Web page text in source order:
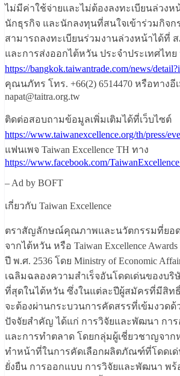
ไม่มีค่าใช้จ่ายและไม่ต้องลงทะเบียนล่วงห
นักธุรกิจ และนักลงทุนที่สนใจเข้าร่วมกิจก
สามารถลงทะเบียนร่วมงานล่วงหน้าได้ที่
และการส่งออกไต้หวัน ประจำประเทศไทย
https://bangkok.taiwantrade.com/news/
คุณนภัทร โทร. +66(2) 6514470 หรือทางอี
napat@taitra.org.tw
ติดต่อสอบถามข้อมูลเพิ่มเติมได้ที่เว็บไซต์
https://www.taiwanexcellence.org/th/press/
แฟนเพจ Taiwan Excellence TH ทาง
https://www.facebook.com/
– Ad by BOFT
เกี่ยวกับ Taiwan Excellence
ตราสัญลักษณ์คุณภาพและนวัตกรรมที่ยอ
จากไต้หวัน หรือ Taiwan Excellence
ปี พ.ศ. 2536 โดย Ministry of Economic
เฉลิมฉลองความสำเร็จอันโดดเด่นของบ
ที่สุดในไต้หวัน ซึ่งในแต่ละปีผู้สมัครที่มีสิทธิ์
จะต้องผ่านกระบวนการคัดสรรที่เข้มงวดด้
ปัจจัยสำคัญ ได้แก่ การวิจัยและพัฒนา กา
และการทำตลาด โดยกลุ่มผู้เชี่ยวชาญจาก
ทำหน้าที่ในการคัดเลือกผลิตภัณฑ์ที่โดดเ
ยั่งยืน การออกแบบ การวิจัยและพัฒนา พ